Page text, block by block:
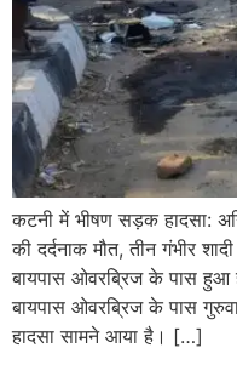
कटनी में भीषण सड़क हादसा:
की दर्दनाक मौत, तीन गंभीर
बायपास ओवरब्रिज के पास
बायपास ओवरब्रिज के पास
हादसा सामने आया है। […]